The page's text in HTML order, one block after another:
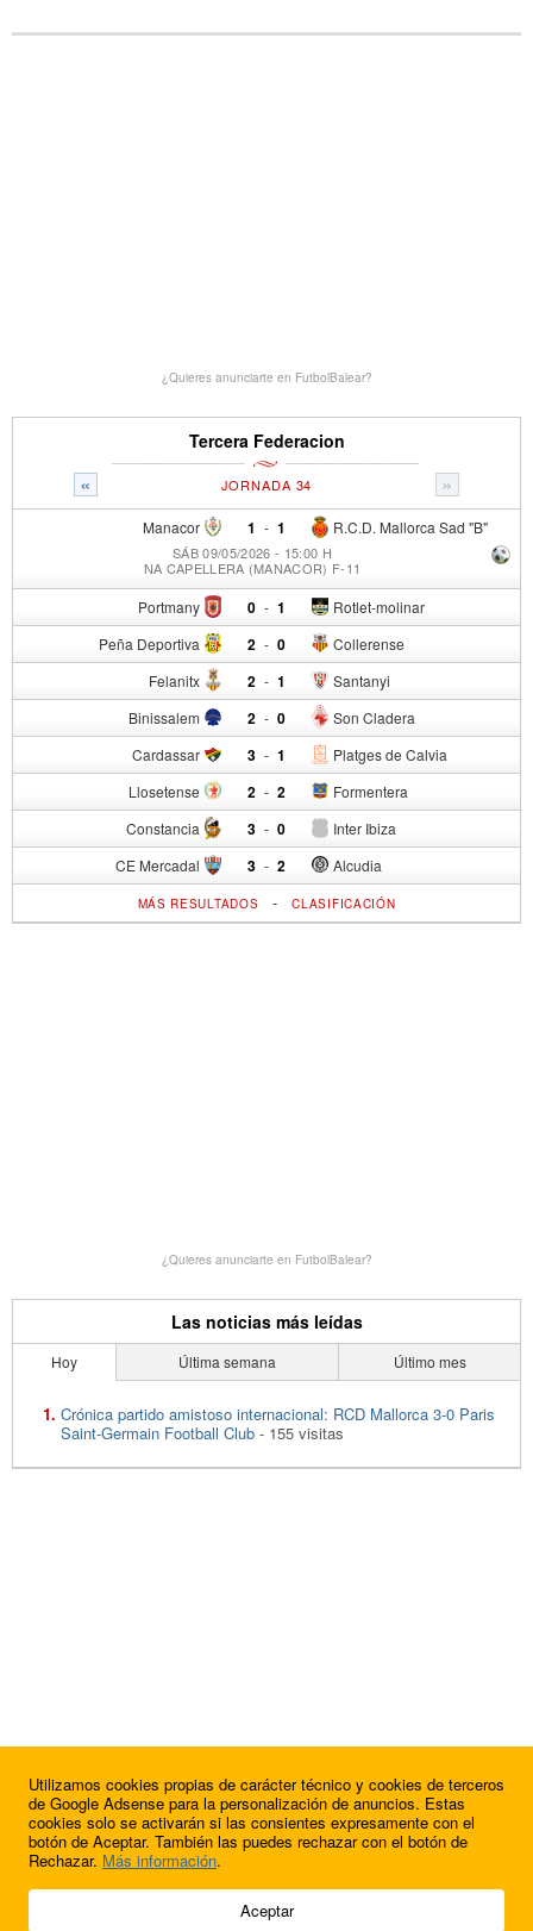
¿Quieres anunciarte en FutbolBalear?
Tercera Federacion
« »
JORNADA 34
Manacor 1 - R.C.D. Mallorca Sad "B"
1
SÁB 09/05/2026 - 15:00 H
NA CAPELLERA (MANACOR) F-11
Portmany 0 - Rotlet-molinar
1
Peña Deportiva 2 - Collerense
0
Felanitx 2 - Santanyi
1
Binissalem 2 - Son Cladera
0
Cardassar 3 - Platges de Calvia
1
Llosetense 2 - Formentera
2
Constancia 3 - Inter Ibiza
0
CE Mercadal 3 - Alcudia
2
MÁS RESULTADOS -CLASIFICACIÓN
¿Quieres anunciarte en FutbolBalear?
Las noticias más leídas
Hoy Última semana Último mes
Crónica partido amistoso internacional: RCD Mallorca 3-0 Paris
Saint-Germain Football Club - 155 visitas
© 2009 - 2026 Soluciones Corporativas IP, SL.
Utilizamos cookies propias de carácter técnico y cookies de terceros
de Google Adsense para la personalización de anuncios. Estas
cookies solo se activarán si las consientes expresamente con el
botón de Aceptar. También las puedes rechazar con el botón de
Rechazar. Más información.
Aceptar